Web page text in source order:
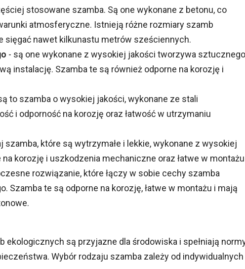
stosowane szamba. Są one wykonane z betonu, co
atmosferyczne. Istnieją różne rozmiary szamb
sięgać nawet kilkunastu metrów sześciennych.
- są one wykonane z wysokiej jakości tworzywa
instalację. Szamba te są również odporne na korozję i
to szamba o wysokiej jakości, wykonane ze stali
i odporność na korozję oraz łatwość w utrzymaniu
szamba, które są wytrzymałe i lekkie, wykonane z wysokiej
korozję i uszkodzenia mechaniczne oraz łatwe w
rozwiązanie, które łączy w sobie cechy szamba
Szamba te są odporne na korozję, łatwe w montażu i mają
są przyjazne dla środowiska i spełniają
Wybór rodzaju szamba zależy od indywidualnych